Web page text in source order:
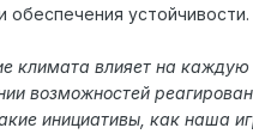
обеспечения устойчивости.
климата влияет на
возможностей
инициативы, как наша